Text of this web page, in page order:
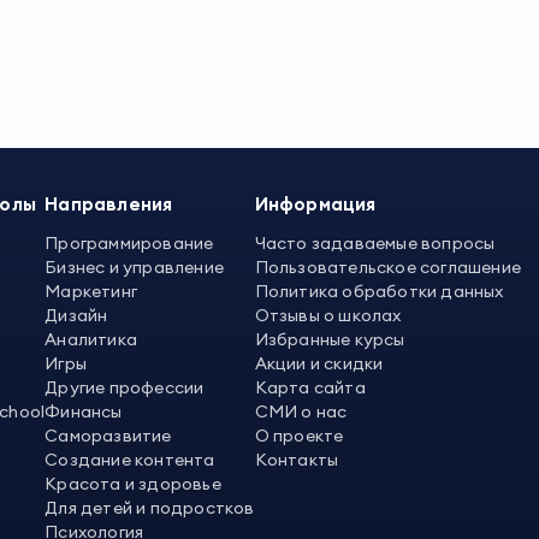
Направления
Программирование
Бизнес и управление
Маркетинг
Дизайн
Аналитика
Игры
Другие профессии
Финансы
Саморазвитие
Создание контента
Красота и здоровье
Для детей и подростков
Психология
Информация
Часто задаваемые вопросы
Пользовательское соглашение
Политика обработки данных
Отзывы о школах
Избранные курсы
Акции и скидки
Карта сайта
СМИ о нас
О проекте
Контакты